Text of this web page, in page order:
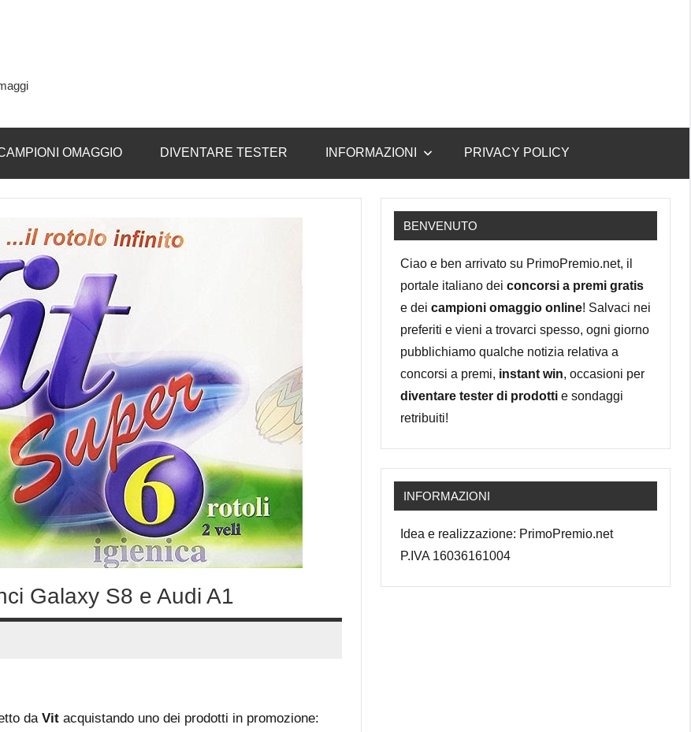
OMAGGIO DIVENTARE TESTER INFORMAZIONI PRIVACY POLICY
Galaxy S8 e Audi A1
da Vit acquistando uno dei prodotti in promozione:
BENVENUTO
Ciao e ben arrivato su PrimoPremio.net, il
portale italiano dei concorsi a premi gratis
e dei campioni omaggio online! Salvaci nei
preferiti e vieni a trovarci spesso, ogni giorno
pubblichiamo qualche notizia relativa a
concorsi a premi, instant win, occasioni per
diventare tester di prodotti e sondaggi
retribuiti!
INFORMAZIONI
Idea e realizzazione: PrimoPremio.net
P.IVA 16036161004